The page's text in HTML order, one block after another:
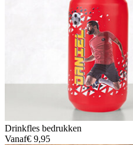
Drinkfles bedrukken
Vanaf€ 9,95